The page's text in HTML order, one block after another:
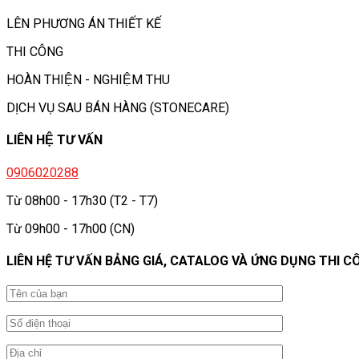
LÊN PHƯƠNG ÁN THIẾT KẾ
THI CÔNG
HOÀN THIỆN - NGHIỆM THU
DỊCH VỤ SAU BÁN HÀNG (STONECARE)
LIÊN HỆ TƯ VẤN
0906020288
Từ 08h00 - 17h30 (T2 - T7)
Từ 09h00 - 17h00 (CN)
LIÊN HỆ TƯ VẤN BẢNG GIÁ, CATALOG VÀ ỨNG DỤNG THI